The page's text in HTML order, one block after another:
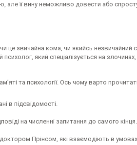
її вину неможливо довести або
це звичайна кома, чи якийсь незвичайний
який спеціалізується на злочинах,
та психології. Ось чому варто
в підсвідомості.
на численні запитання до самого кінця.
Прінсом, які взаємодіють в умовах